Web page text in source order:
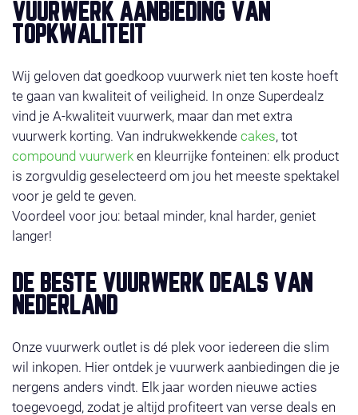
VUURWERK AANBIEDING VAN
TOPKWALITEIT
Wij geloven dat goedkoop vuurwerk niet ten koste hoeft
te gaan van kwaliteit of veiligheid. In onze Superdealz
vind je A-kwaliteit vuurwerk, maar dan met extra
vuurwerk korting. Van indrukwekkende cakes, tot
compound vuurwerk en kleurrijke fonteinen: elk product
is zorgvuldig geselecteerd om jou het meeste spektakel
voor je geld te geven.
Voordeel voor jou: betaal minder, knal harder, geniet
langer!
DE BESTE VUURWERK DEALS VAN
NEDERLAND
Onze vuurwerk outlet is dé plek voor iedereen die slim
wil inkopen. Hier ontdek je vuurwerk aanbiedingen die je
nergens anders vindt. Elk jaar worden nieuwe acties
toegevoegd, zodat je altijd profiteert van verse deals en